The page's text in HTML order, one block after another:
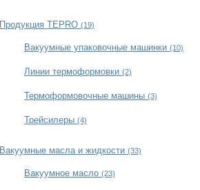
Продукция TEPRO (19)
Вакуумные упаковочные машинки (10)
Линии термоформовки (2)
Термоформовочные машины (3)
Трейсилеры (4)
Вакуумные масла и жидкости (33)
Вакуумное масло (23)